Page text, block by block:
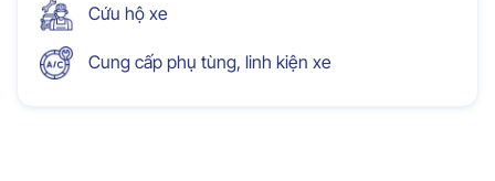
Cứu hộ xe
Cung cấp phụ tùng, linh kiện xe